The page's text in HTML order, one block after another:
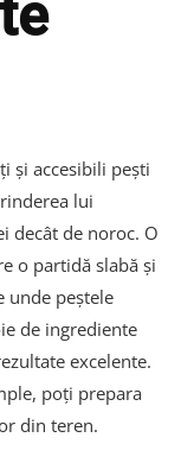
și accesibili pești
lui
decât de noroc. O
o partidă slabă și
unde peștele
de ingrediente
excelente.
poți prepara
din teren.